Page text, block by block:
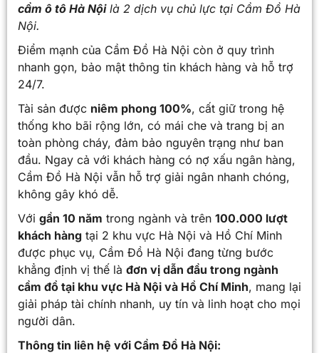
cầm ô tô Hà Nộilà 2 dịch vụ chủ lực tại Cầm Đồ Hà
Nội.
Điểm mạnh của Cầm Đồ Hà Nội còn ở quy trình
nhanh gọn, bảo mật thông tin khách hàng và hỗ trợ
24/7.
Tài sản được niêm phong 100%, cất giữ trong hệ
thống kho bãi rộng lớn, có mái che và trang bị an
toàn phòng cháy, đảm bảo nguyên trạng như ban
đầu. Ngay cả với khách hàng có nợ xấu ngân hàng,
Cầm Đồ Hà Nội vẫn hỗ trợ giải ngân nhanh chóng,
không gây khó dễ.
Với gần 10 năm trong ngành và trên 100.000 lượt
khách hàng tại 2 khu vực Hà Nội và Hồ Chí Minh
được phục vụ, Cầm Đồ Hà Nội đang từng bước
khẳng định vị thế là đơn vị dẫn đầu trong ngành
cầm đồ tại khu vực Hà Nội và Hồ Chí Minh, mang lại
giải pháp tài chính nhanh, uy tín và linh hoạt cho mọi
người dân.
Thông tin liên hệ với Cầm Đồ Hà Nội: